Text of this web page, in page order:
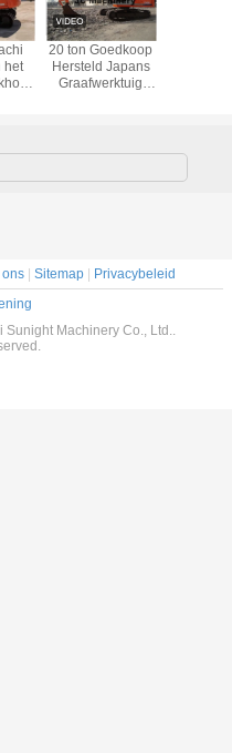
het
20 ton Goedkoop
Hersteld Japans
Graafwerktuig
met 0.7m
| Sitemap|
Privacybeleid
Machinery Co., Ltd..